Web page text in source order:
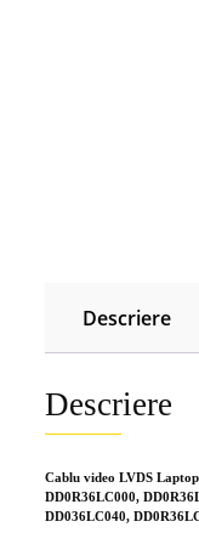
Descriere
Descriere
Cablu video LVDS
DD0R36LC000,
DD036LC040,